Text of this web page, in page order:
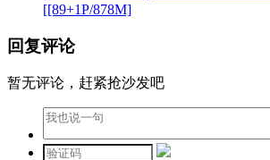
[[89+1P/878M]
回复评论
暂无评论，赶紧抢沙发吧